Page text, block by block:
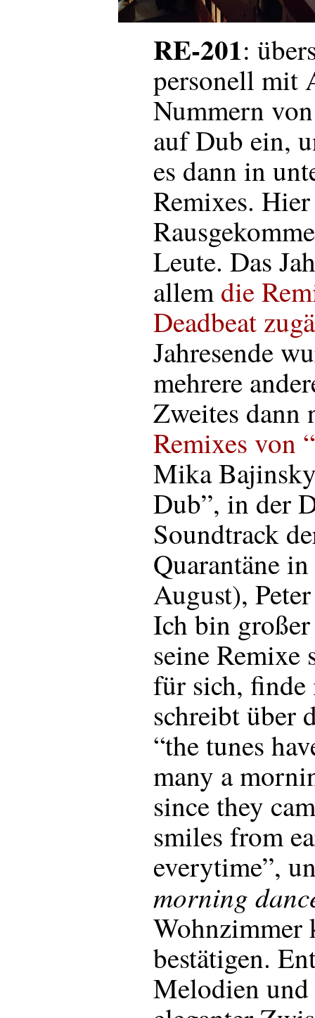
RE-201:
personell mit
Nummern
auf Dub ein,
es dann in
Remixes.
Leute. Das
allemdie
Deadbeat
Jahresende
mehrere
Zweites dann
Remixes von
Mika
Dub”, in der
Soundtrack
Quarantäne
August),
Ich bin
seine Remixe
für sich, finde
schreibt über
“the tunes
many a
since they
smiles from
everytime”,
morning
Wohnzimmer
bestätigen.
Melodien